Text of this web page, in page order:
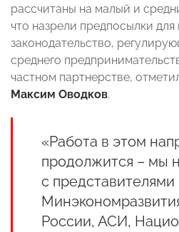
рассчитаны на малый и
что назрели предпосылки
законодательство,
среднего
частном партнерстве,
Максим Оводков.
«Работа в этом
продолжится – мы
с представителями
России, АСИ,